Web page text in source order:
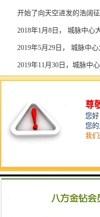
开始了向天空进发的浩阔征
2018年1月8日， 城脉中心
2019年5月29日， 城脉中
2019年11月30日，城脉中
2020年9月28日， 城脉中
2021年5月15日，城脉中心
2021年8月25日，城脉中心
2021年10月30日，城脉中
在项目建设过程中，多
等。先后有200余家单位、
与此同时，城脉中心于
及灯光安装工作，预计